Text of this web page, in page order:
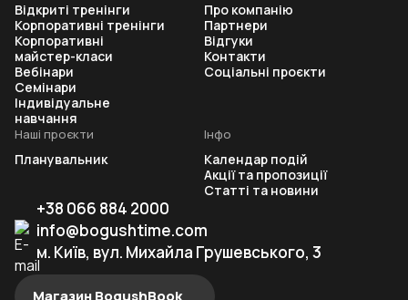
Відкриті тренінги
Корпоративні тренінги
Корпоративні
майстер-класи
Вебінари
Семінари
Індивідуальне
навчання
Наші проєкти
Планувальник
Інфо
Календар подій
Акції та пропозиції
Статті та новини
Про компанію
Партнери
Відгуки
Контакти
Соціальні проєкти
+38 066 884 2000
info@bogushtime.com
м. Київ, вул. Михайла Грушевського, 3
Магазин BogushBook